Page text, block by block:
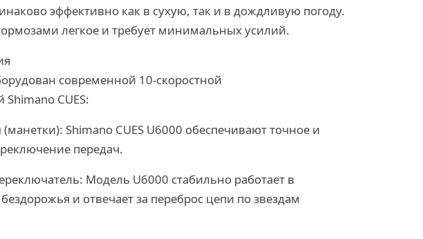
эффективно как в сухую, так и в дождливую погоду.
легкое и требует минимальных усилий.
современной 10-скоростной
CUES:
Shimano CUES U6000 обеспечивают точное и
передач.
Модель U6000 стабильно работает в
и отвечает за переброс цепи по звездам